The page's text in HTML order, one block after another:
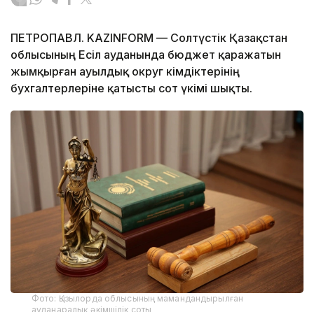
ПЕТРОПАВЛ. KAZINFORM — Солтүстік Қазақстан
облысының Есіл ауданында бюджет қаражатын
жымқырған ауылдық округ әкімдіктерінің
бухгалтерлеріне қатысты сот үкімі шықты.
Фото: Қызылорда облысының мамандандырылған
ауданаралық әкімшілік соты